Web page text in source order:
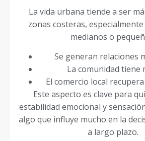
La vida urbana tiende a ser
zonas costeras,
medianos o
Se generan relaciones
La comunidad tiene
El comercio local
Este aspecto es clave para
estabilidad emocional y
algo que influye mucho en la
a largo plazo.